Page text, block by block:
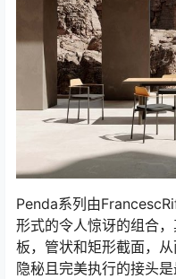
Penda系列由
形式的令人惊讶的组合
板，管状和矩形截面，从
隐秘且完美执行的接头